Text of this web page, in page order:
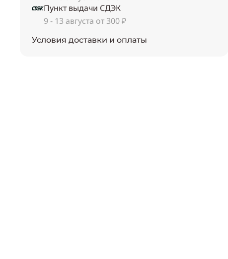
Пункт выдачи СДЭК
9 - 13 августа от 300 ₽
Условия доставки и оплаты